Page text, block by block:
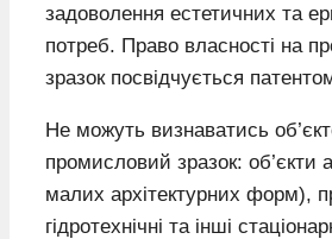
задоволення естетичних та
потреб. Право власності на
зразок посвідчується
Не можуть визнаватись
промисловий зразок: об’єкти
малих архітектурних форм),
гідротехнічні та інші